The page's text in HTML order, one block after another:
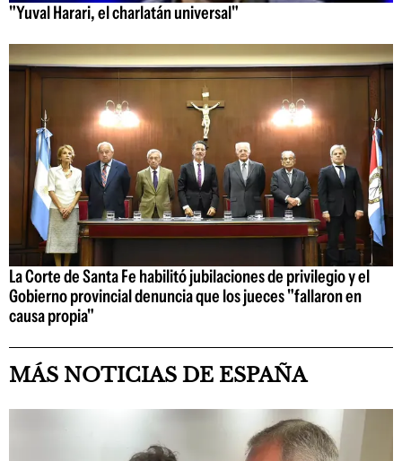
"Yuval Harari, el charlatán universal"
La Corte de Santa Fe habilitó jubilaciones de privilegio y el
Gobierno provincial denuncia que los jueces "fallaron en
causa propia"
MÁS NOTICIAS DE ESPAÑA